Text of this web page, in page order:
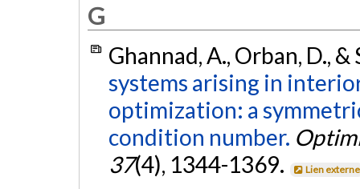
G
Ghannad, A., Orban, D.,
systems arising in
optimization: a
condition number.
37(4), 1344-1369. Lien externe